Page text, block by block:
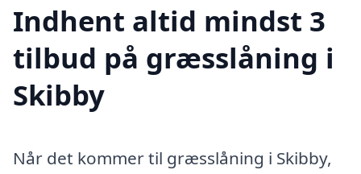
Indhent altid mindst 3
tilbud på græsslåning i
Skibby
Når det kommer til græsslåning i Skibby,